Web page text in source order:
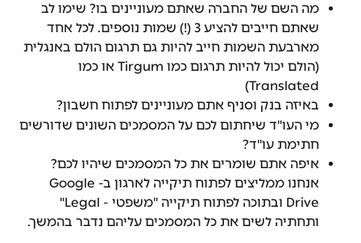
מה השם של החברה שאתם מעוניינים בו? שימו לב
שאתם חייבים להציע 3 (!) שמות נוספים. לכל אחד
מארבעת השמות חייב להיות גם תרגום הולם באנגלית
(הולם יכול להיות תרגום כמו Tirgum או כמו
Translated)
באיזה בנק וסניף אתם מעוניינים לפתוח חשבון?
מי העו"ד שיחתום לכם על המסמכים השונים שדורשים
חתימת עו"ד?
איפה אתם שומרים את כל המסמכים שיהיו לכם?
אנחנו ממליצים לפתוח תיקייה לארגון ב-Google
Drive ובתוכה לפתוח תיקייה "משפטי - Legal"
ותחתיה לשים את כל המסמכים עליהם נדבר בהמשך.